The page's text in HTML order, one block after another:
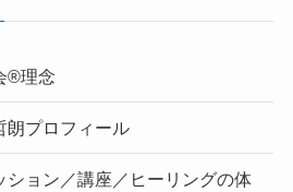
®理念
朗プロフィール
ション／講座／ヒーリングの体